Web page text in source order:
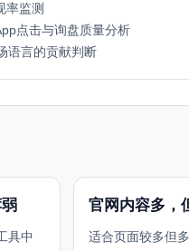
率监测
点击与询盘质量分析
语言的贡献判断
具中
官网内容多，
适合页面较多但